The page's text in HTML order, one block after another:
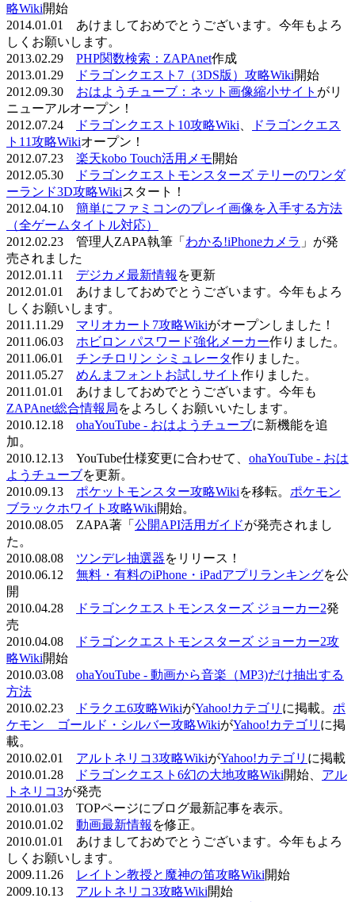
略Wiki開始
2014.01.01 あけましておめでとうございます。今年もよろ
しくお願いします。
2013.02.29 PHP関数検索：ZAPAnet作成
2013.01.29
ドラゴンクエスト7（3DS版）攻略Wiki開始
2012.09.30 おはようチューブ：ネット画像縮小サイト がリ
ニューアルオープン！
2012.07.24
ドラゴンクエスト10攻略Wiki
ドラゴンクエス
ト11攻略Wikiオープン！
2012.07.23 楽天kobo Touch活用メモ開始
2012.05.30
ドラゴンクエストモンスターズ テリーのワンダ
ーランド3D攻略Wikiスタート！
2012.04.10 簡単にファミコンのプレイ画像を入手する方法
（全ゲームタイトル対応）
2012.02.23 管理人ZAPA執筆「 わかる!iPhoneカメラ 」が発
売されました
2012.01.11 デジカメ最新情報 を更新
2012.01.01 あけましておめでとうございます。今年もよろ
しくお願いします。
2011.11.29 マリオカート7攻略Wikiがオープンしました！
2011.06.03 ホビロン パスワード強化メーカー作りました。
2011.06.01 チンチロリン シミュレータ作りました。
2011.05.27 めんまフォントお試しサイト 作りました。
2011.01.01 あけましておめでとうございます。今年も
ZAPAnet総合情報局をよろしくお願いいたします。
2010.12.18 ohaYouTube - おはようチューブに新機能を追
加。
2010.12.13 YouTube仕様変更に合わせて、 ohaYouTube - おは
ようチューブを更新。
2010.09.13 ポケットモンスター攻略Wikiを移転。 ポケモン
ブラックホワイト攻略Wiki開始。
2010.08.05 ZAPA著「 公開API活用ガイドが発売されまし
た。
2010.08.08 ツンデレ抽選器をリリース！
2010.06.12 無料・有料のiPhone・iPadアプリランキングを公
開
2010.04.28
ドラゴンクエストモンスターズ ジョーカー2発
売
2010.04.08
ドラゴンクエストモンスターズ ジョーカー2攻
略Wiki開始
2010.03.08 ohaYouTube - 動画から音楽（MP3)だけ抽出する
方法
2010.02.23
ドラクエ6攻略WikiがYahoo!カテゴリ に掲載。 ポ
ケモン ゴールド・シルバー攻略WikiがYahoo!カテゴリ に掲
載。
2010.02.01 アルトネリコ3攻略WikiがYahoo!カテゴリ に掲載
2010.01.28
ドラゴンクエスト6幻の大地攻略Wiki開始、 アル
トネリコ3が発売
2010.01.03 TOPページにブログ最新記事を表示。
2010.01.02 動画最新情報 を修正。
2010.01.01 あけましておめでとうございます。今年もよろ
しくお願いします。
2009.11.26
レイトン教授と魔神の笛攻略Wiki開始
2009.10.13 アルトネリコ3攻略Wiki開始